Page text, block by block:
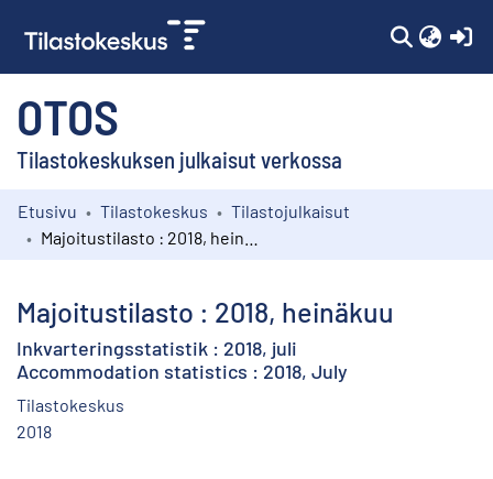
OTOS
Tilastokeskuksen julkaisut verkossa
Kokoelmat
Etusivu Tilastokeskus
Tilastojulkaisut
Majoitustilasto : 2018, heinäkuu
Inkvarteringsstatistik : 2018, juli
Accommodation statistics : 2018, July
Tilastokeskus
2018